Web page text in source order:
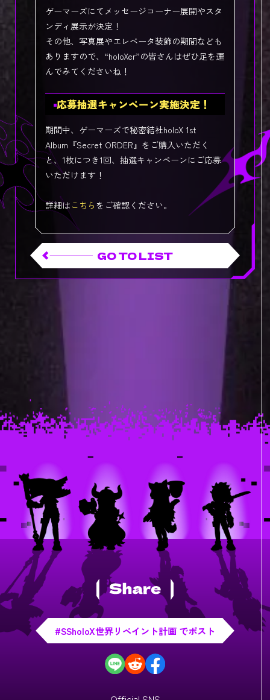
ゲーマーズにてメッセージコーナー展開やスタ
ンディ展示が決定！
その他、写真展やエレベータ装飾の期間なども
ありますので、“holoXer”の皆さんはぜひ足を運
んでみてくださいね！
応募抽選キャンペーン実施決定！
期間中、ゲーマーズで秘密結社holoX 1st
Album『Secret ORDER』をご購入いただく
と、1枚につき1回、抽選キャンペーンにご応募
いただけます！
詳細は こちら をご確認ください。
GO TO LIST
#SSholoX世界リペイント計画 でポスト